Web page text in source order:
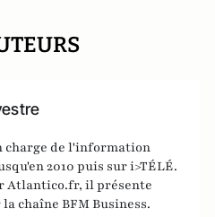
charge de l'information
2010 puis sur i>TÉLÉ.
Atlantico.fr, il présente
chaîne BFM Business.